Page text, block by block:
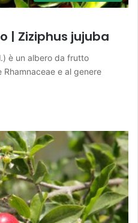
| Ziziphus jujuba
è un albero da frutto
e al genere